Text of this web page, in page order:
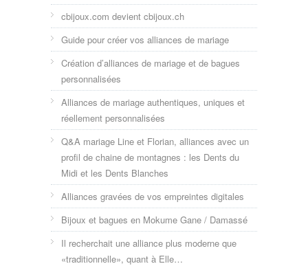
cbijoux.com devient cbijoux.ch
Guide pour créer vos alliances de mariage
Création d’alliances de mariage et de bagues
personnalisées
Alliances de mariage authentiques, uniques et
réellement personnalisées
Q&A mariage Line et Florian, alliances avec un
profil de chaine de montagnes : les Dents du
Midi et les Dents Blanches
Alliances gravées de vos empreintes digitales
Bijoux et bagues en Mokume Gane / Damassé
Il recherchait une alliance plus moderne que
«traditionnelle», quant à Elle…